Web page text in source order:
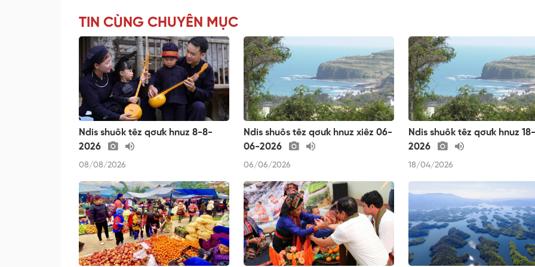
TIN CÙNG CHUYÊN MỤC
Ndis shuôk têz qơưk hnuz 8-8-
2026
08/08/2026
Ndis shuôs têz qơưk hnuz xiêz 06-
06-2026
06/06/2026
Ndis shuôk têz qơưk hnuz
2026
18/04/2026